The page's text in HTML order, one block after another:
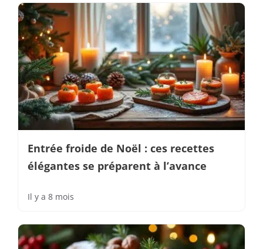
Entrée froide de Noël : ces recettes
élégantes se préparent à l’avance
Il y a 8 mois